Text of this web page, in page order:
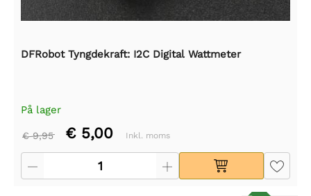
DFRobot Tyngdekraft: I2C Digital Wattmeter
På lager
€ 9,95 € 5,00 Inkl. moms